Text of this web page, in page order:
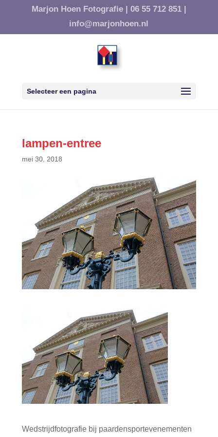
Marjon Hoen Fotografie | 06 55 712 851 |
info@marjonhoen.nl
Selecteer een pagina
lampen-entree
mei 30, 2018
Wedstrijdfotografie bij paardensportevenementen